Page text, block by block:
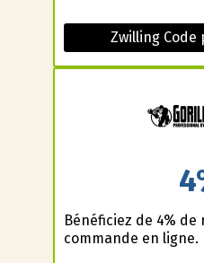
Zwilling
Bénéficiez de 4%
commande en ligne.